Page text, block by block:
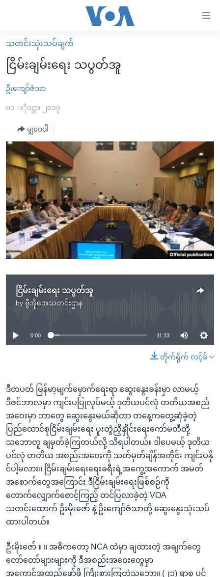
လွယ်ကူ
စေ
Link
များ
အကြောင်းအရာ
ကျော်
ရန်
ပင်မ
အ
ညွန်း
စာမျက်နှာ
ကျော်
ကြည့်
မူလစာမျက်နှာ
မြန်မာ
ကမ္ဘာ့သတင်းများ
နိုင်ငံတကာ
တရုတ်
အစ္စရေး-ပါလက်စတိုင်း
ဗွီဒီယို
ရပ်ဝန်းတခု လမ်းတခု အလွန်
အင်္ဂလိပ်စာလေ့လာမယ်
အမေရိကန်သုံးအီဒီယံ
မကြေးမုံရဲ့ အင်္ဂလိပ်စာ
ရုပ်ရှင်ထဲက အင်္ဂလိပ်စာ
သုတပဒေသာ အင်္ဂလိပ်စာ
အပတ်စဉ်ကဏ္ဍများ
ရေဒီယို
တီဗွီ
ရေဒီယိုနှင့်ရုပ်သံ အချက်အလက်များ
ရေဒီယို/တီဗွီအစီအစဉ်
Learning English
ဘာသာစကားများ
သတင်းသုံးသပ်ချက်
ငြိမ်းချမ်းရေး သပွတ်အူ
ဦးကျော်ဇံသာ
၀၁ ႏိုဝင္ဘာ၊ ၂၀၁၇
မျှဝေပါ
ငြိမ်းချမ်းရေး သပွတ်အူ
by ဗွီအိုအေသတင်းဌာန
No media source currently available
0:00 11:33
တိုက်ရိုက် လင့်ခ်
ဒီတပတ် မြန်မာ့မျက်မှောက်ရေးရာ ဆွေးနွေးခန်းမှာ လာမယ့်
ဒီဇင်ဘာလမှာ ကျင်းပပြုလုပ်မယ့် ဒုတိယပင်လုံ တတိယအစည်
အဝေးမှာ ဘာတွေ ဆွေးနွေးမယ်ဆိုတာ တနေ့ကတွေ့ဆုံခဲ့တဲ့
ပြည်ထောင်စုငြိမ်းချမ်းရေး ပူးတွဲညှိနှိုင်းရေးကော်မတီတို့
သဘောတူ ချမှတ်ခဲ့ကြတယ်လို့ သိရပါတယ်။ ဒါပေမယ့် ဒုတိယ
ပင်လုံ တတိယ အစည်းအဝေးကို သတ်မှတ်ချိန်အတိုင်း ကျင်းပနို
င်ပါ့မလား။ ငြိမ်းချမ်းရေးရေးခရီးရဲ့အကွေ့အကောက် အမတ်
အစောက်တွေအကြောင်း ဒီငြိမ်းချမ်းရေးဖြစ်စဉ်ကို
တောက်လျှောက်စောင့်ကြည့် တင်ပြလာခဲ့တဲ့ VOA
သတင်းထောက် ဦးမိုးဇော် နဲ့ ဦးကျော်ဇံသာတို့ ဆွေးနွေးသုံးသပ်
ထားပါတယ်။
ဦးမိုးဇော် ။ ။ အဓိကတော့ NCA ထဲမှာ ချထားတဲ့ အချက်တွေ
တော်တော်များများကို ဒီအစည်းအဝေးတွေမှာ
အကောင်အထည်ဖော်ဖို့ ကြိုးစားကြတဲ့သဘော။ (၂၁) ရာစု ပင်